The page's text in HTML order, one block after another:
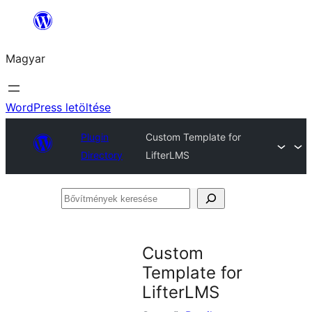
Ugrás
tartalomhoz
Magyar
WordPress letöltése
Plugin
Directory
Custom Template for
LifterLMS
Bővítmények
Custom
Template for
LifterLMS